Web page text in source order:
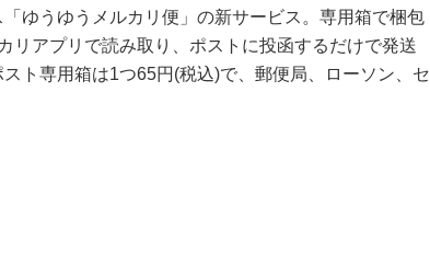
ゆうゆうメルカリ便」の新サービス。専用箱で梱包
リアプリで読み取り、ポストに投函するだけで発送
ト専用箱は1つ65円(税込)で、郵便局、ローソン、セ